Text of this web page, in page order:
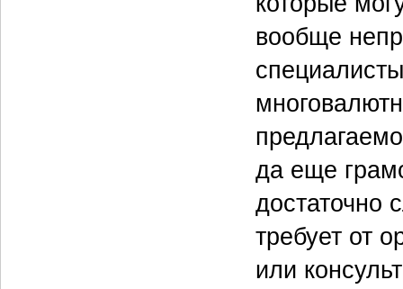
вообще
да еще
достаточно
требует от
или